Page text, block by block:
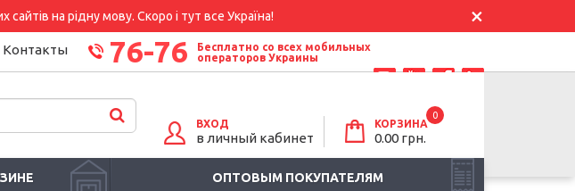
на рідну мову. Скоро і тут все Україна!
Контакты 76-76
Бесплатно со всех мобильных
операторов Украины
ВХОД
в личный кабинет
КОРЗИНА
0
0.00 грн.
ОПТОВЫМ ПОКУПАТЕЛЯМ